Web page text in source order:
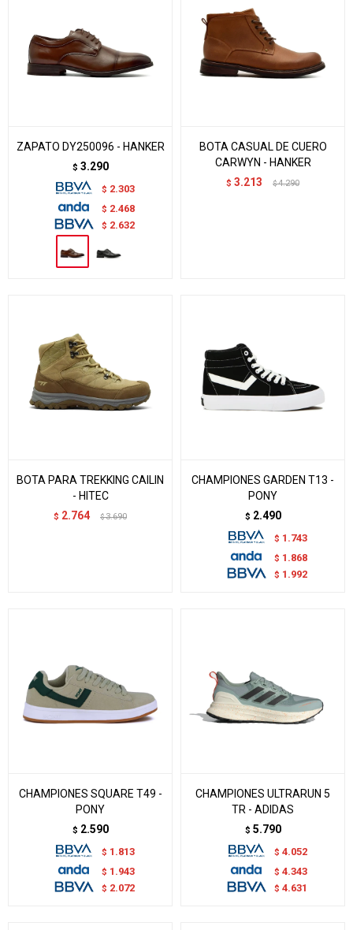
ZAPATO DY250096 - HANKER
$ 3.290
$ 2.303
$ 2.468
$ 2.632
BOTA CASUAL DE CUERO
CARWYN - HANKER
$ 3.213 $ 4.290
BOTA PARA TREKKING CAILIN
- HITEC
$ 2.764 $ 3.690
CHAMPIONES GARDEN T13 -
PONY
$ 2.490
$ 1.743
$ 1.868
$ 1.992
CHAMPIONES SQUARE T49 -
PONY
$ 2.590
$ 1.813
$ 1.943
$ 2.072
CHAMPIONES ULTRARUN 5
TR - ADIDAS
$ 5.790
$ 4.052
$ 4.343
$ 4.631